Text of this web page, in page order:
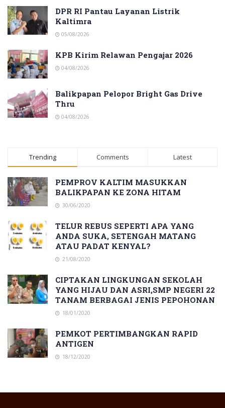
DPR RI Pantau Layanan Listrik
Kaltimra
05/08/2026
KPB Kirim Relawan Pengajar 2026
04/08/2026
Balikpapan Pelopor Bright Gas Drive
Thru
04/08/2026
Trending Comments Latest
PEMPROV KALTIM MASUKKAN
BALIKPAPAN KE ZONA HITAM
30/06/2020
TELUR REBUS SEPERTI APA YANG
ANDA SUKA, SETENGAH MATANG
ATAU PADAT KENYAL?
21/08/2020
CIPTAKAN LINGKUNGAN SEKOLAH
YANG HIJAU DAN ASRI,SMP NEGERI 22
TANAM BERBAGAI JENIS PEPOHONAN
18/01/2020
PEMKOT PERTIMBANGKAN RAPID
ANTIGEN
18/12/2020